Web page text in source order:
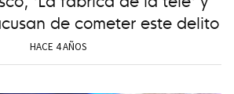
de cometer este delito
HACE 4 AÑOS